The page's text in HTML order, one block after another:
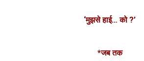
‘मुझसे हाई… को ?’
*जब तक